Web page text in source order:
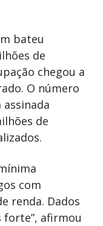
bateu
de
chegou a
O número
de
com
renda. Dados
afirmou